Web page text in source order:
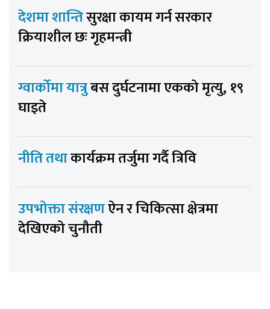
देशमा शान्तिसुरक्षा कायम गर्न सरकार
क्रियाशील छः गृहमन्त्री
ग्वार्कोमा यात्रुबस दुर्घटनामा एकको मृत्यु, १९
घाइते
नीति तथाकार्यक्रम तर्जुमा गर्दै त्रिवि
उपभोक्ता संरक्षणऐन र चिकित्सा क्षेत्रमा
देखिएको चुनौती